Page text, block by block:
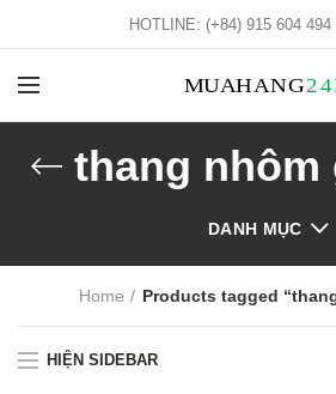
HOTLINE: (+84) 915 604
thang nhôm
DANH MỤC
Home Products tagged
HIỆN SIDEBAR